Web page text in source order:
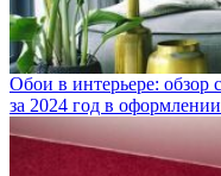
Обои в интерьере:
за 2024 год в